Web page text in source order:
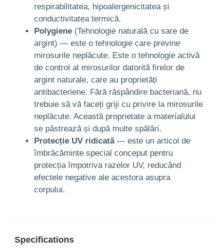
respirabilitatea, hipoalergenicitatea și
conductivitatea termică.
Polygiene (Tehnologie naturală cu sare de
argint) — este o tehnologie care previne
mirosurile neplăcute. Este o tehnologie activă
de control al mirosurilor datorită firelor de
argint naturale, care au proprietăți
antibacteriene. Fără răspândire bacteriană, nu
trebuie să vă faceți griji cu privire la mirosurile
neplăcute. Această proprietate a materialului
se păstrează și după multe spălări.
Protecție UV ridicată— este un articol de
îmbrăcăminte special conceput pentru
protecția împotriva razelor UV, reducând
efectele negative ale acestora asupra
corpului.
Specifications